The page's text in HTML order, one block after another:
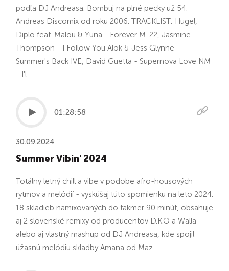
podľa DJ Andreasa. Bombuj na plné pecky už 54.
Andreas Discomix od roku 2006. TRACKLIST: Hugel,
Diplo feat. Malou & Yuna - Forever M-22, Jasmine
Thompson - I Follow You Alok & Jess Glynne -
Summer's Back IVE, David Guetta - Supernova Love NM
- I'l...
01:28:58
30.09.2024
Summer Vibin' 2024
Totálny letný chill a vibe v podobe afro-housových
rytmov a melódií - vyskúšaj túto spomienku na leto 2024.
18 skladieb namixovaných do takmer 90 minút, obsahuje
aj 2 slovenské remixy od producentov D.K.O a Walla
alebo aj vlastný mashup od DJ Andreasa, kde spojil
úžasnú melódiu skladby Amana od Maz...